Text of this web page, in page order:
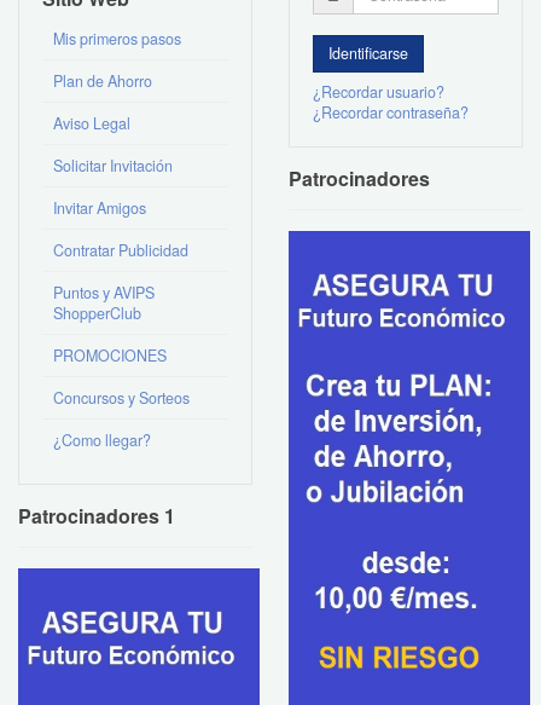
Mis primeros pasos
Plan de Ahorro
Aviso Legal
Solicitar Invitación
Invitar Amigos
Contratar Publicidad
Puntos y AVIPS
ShopperClub
PROMOCIONES
Concursos y Sorteos
¿Como llegar?
Patrocinadores 1
¿Recordar usuario?
¿Recordar contraseña?
Patrocinadores